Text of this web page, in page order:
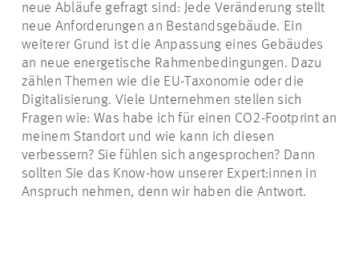
neue Abläufe gefragt sind: Jede Veränderung stellt
neue Anforderungen an Bestandsgebäude. Ein
weiterer Grund ist die Anpassung eines Gebäudes
an neue energetische Rahmenbedingungen. Dazu
zählen Themen wie die EU-Taxonomie oder die
Digitalisierung. Viele Unternehmen stellen sich
Fragen wie: Was habe ich für einen CO2-Footprint an
meinem Standort und wie kann ich diesen
verbessern? Sie fühlen sich angesprochen? Dann
sollten Sie das Know-how unserer Expert:innen in
Anspruch nehmen, denn wir haben die Antwort.